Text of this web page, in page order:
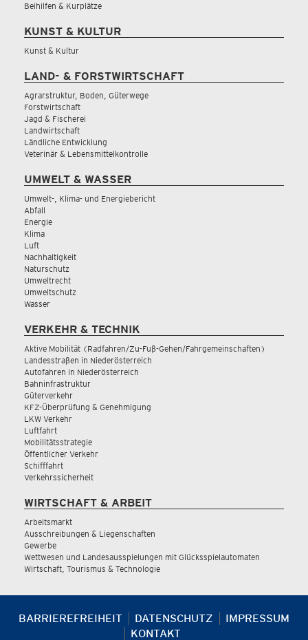
Beihilfen & Kurplätze
KUNST & KULTUR
Kunst & Kultur
LAND- & FORSTWIRTSCHAFT
Agrarstruktur, Boden, Güterwege
Forstwirtschaft
Jagd & Fischerei
Landwirtschaft
Ländliche Entwicklung
Veterinär & Lebensmittelkontrolle
UMWELT & WASSER
Umwelt-, Klima- und Energiebericht
Abfall
Energie
Klima
Luft
Nachhaltigkeit
Naturschutz
Umweltrecht
Umweltschutz
Wasser
VERKEHR & TECHNIK
Aktive Mobilität (Radfahren/Zu-Fuß-Gehen/Fahrgemeinschaften)
Landesstraßen in Niederösterreich
Autofahren in Niederösterreich
Bahninfrastruktur
Güterverkehr
KFZ-Überprüfung & Genehmigung
LKW Verkehr
Luftfahrt
Mobilitätsstrategie
Öffentlicher Verkehr
Schifffahrt
Verkehrssicherheit
WIRTSCHAFT & ARBEIT
Arbeitsmarkt
Ausschreibungen & Liegenschaften
Gewerbe
Wettwesen und Landesausspielungen mit Glücksspielautomaten
Wirtschaft, Tourismus & Technologie
BARRIEREFREIHEIT DATENSCHUTZ
IMPRESSUM
KONTAKT